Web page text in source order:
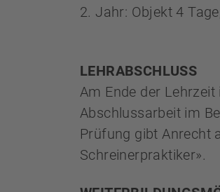
2. Jahr: Objekt 4
LEHRABSCHLUSS
Am Ende der
Abschlussarbeit im
Prüfung gibt Anrecht
Schreinerpraktiker».